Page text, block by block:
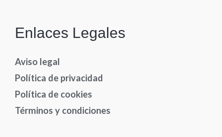
Enlaces Legales
Aviso legal
Política de privacidad
Política de cookies
Términos y condiciones